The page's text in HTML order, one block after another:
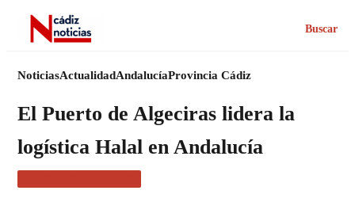
Buscar
NoticiasActualidadAndalucíaProvincia Cádiz
El Puerto de Algeciras lidera la
logística Halal en Andalucía